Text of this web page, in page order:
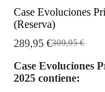
Case Evoluciones
(Reserva)
309,95€
El
precio
original
era:
289,95 €El
precio
actual
es:
Case Evoluciones
2025 contiene: